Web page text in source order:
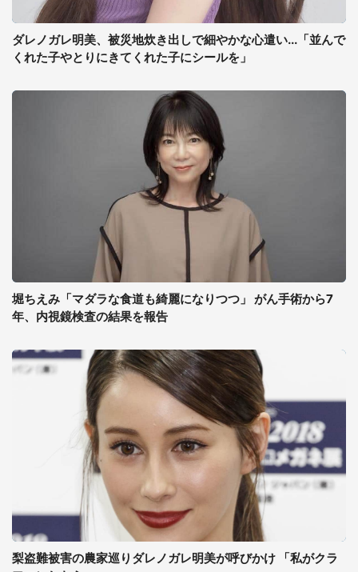
ダレノガレ明美、被災地炊き出しで細やかな心遣い...「並んで
くれた子やとりにきてくれた子にシールを」
堀ちえみ「マダラな食道も綺麗になりつつ」 がん手術から7
年、内視鏡検査の結果を報告
梨盗難被害の農家巡りダレノガレ明美が呼びかけ 「私がクラ